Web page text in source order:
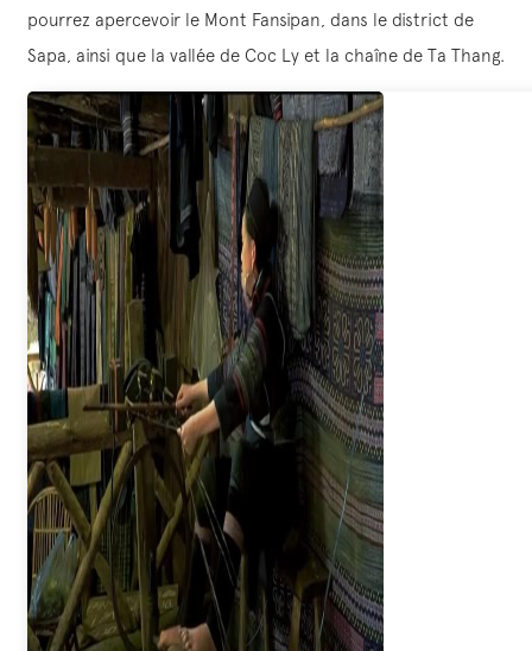
pourrez apercevoir le Mont Fansipan, dans le district de
Sapa, ainsi que la vallée de Coc Ly et la chaîne de Ta Thang.